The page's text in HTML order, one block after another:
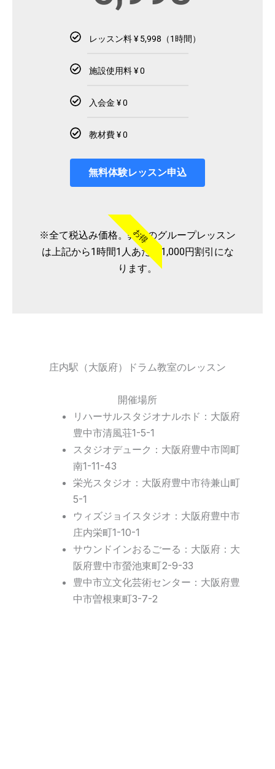
レッスン料 ¥ 5,998（1時間）
施設使用料 ¥ 0
入会金 ¥ 0
教材費 ¥ 0
無料体験レッスン申込
お得
※全て税込み価格。弊社のグループレッスン
は上記から1時間1人あたり1,000円割引にな
ります。
庄内駅（大阪府）ドラム教室のレッスン
開催場所
リハーサルスタジオナルホド：大阪府
豊中市清風荘1-5-1
スタジオデューク：大阪府豊中市岡町
南1-11-43
栄光スタジオ：大阪府豊中市待兼山町
5-1
ウィズジョイスタジオ：大阪府豊中市
庄内栄町1-10-1
サウンドインおるごーる：大阪府：大
阪府豊中市螢池東町2-9-33
豊中市立文化芸術センター：大阪府豊
中市曽根東町3-7-2